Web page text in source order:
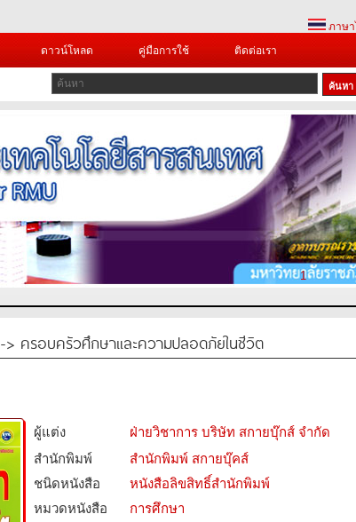
ภาษา
ดาวน์โหลด คู่มือการใช้ ติดต่อเรา
1
-> ครอบครัวศึกษาและความปลอดภัยในชีวิต
ผู้แต่ง
ฝ่ายวิชาการ บริษัท สกายบุ๊กส์ จำกัด
สำนักพิมพ์
สำนักพิมพ์ สกายบุ๊คส์
ชนิดหนังสือ­
หนังสือลิขสิทธิ์สำนักพิมพ์
หมวดหนังสือ­
การศึกษา